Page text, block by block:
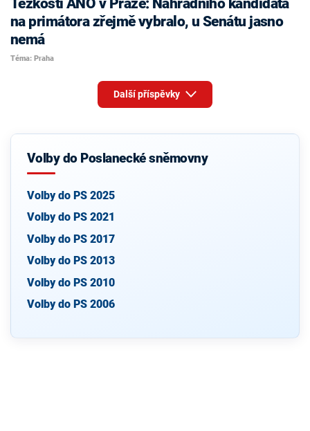
Těžkosti ANO v Praze: Náhradního kandidáta
na primátora zřejmě vybralo, u Senátu jasno
nemá
Téma: Praha
Další příspěvky
Volby do Poslanecké sněmovny
Volby do PS 2025
Volby do PS 2021
Volby do PS 2017
Volby do PS 2013
Volby do PS 2010
Volby do PS 2006